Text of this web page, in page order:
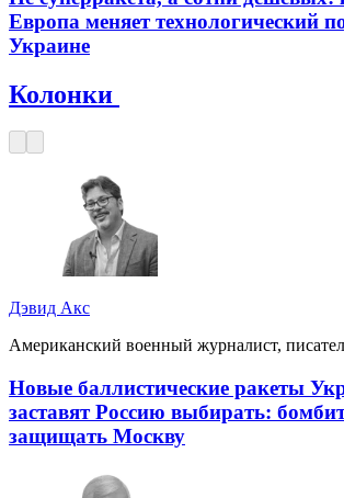
Европа меняет технологический
Украине
Колонки
Дэвид Акс
Американский военный журналист,
Новые баллистические ракеты
заставят Россию выбирать:
защищать Москву